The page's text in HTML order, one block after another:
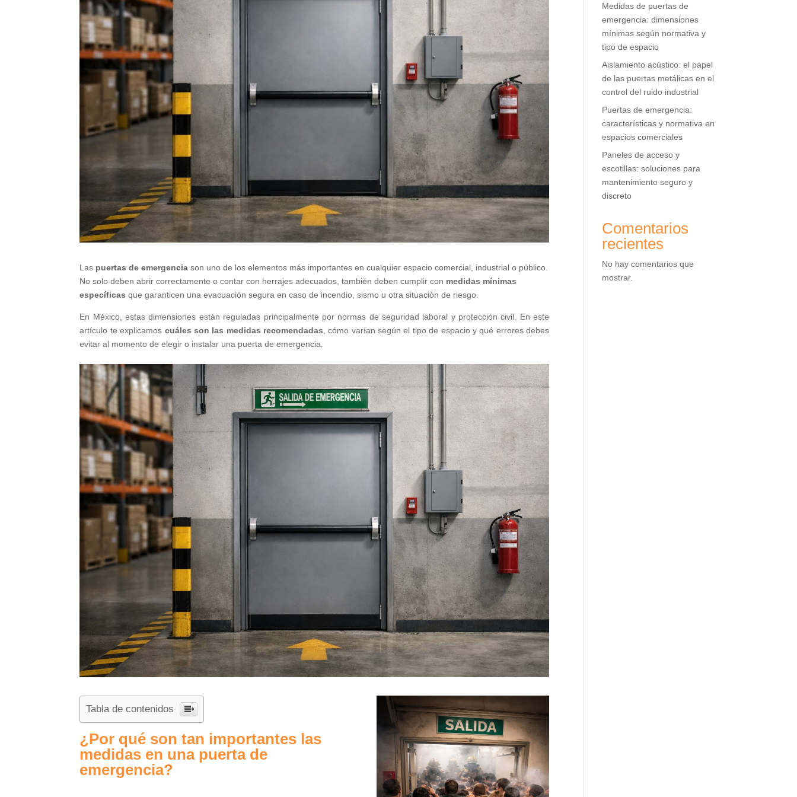
Las puertas de emergencia son uno de los elementos más importantes en cualquier espacio comercial, industrial o público.
No solo deben abrir correctamente o contar con herrajes adecuados, también deben cumplir con medidas mínimas
específicas que garanticen una evacuación segura en caso de incendio, sismo u otra situación de riesgo.
En México, estas dimensiones están reguladas principalmente por normas de seguridad laboral y protección civil. En este
artículo te explicamos cuáles son las medidas recomendadas, cómo varían según el tipo de espacio y qué errores debes
evitar al momento de elegir o instalar una puerta de emergencia.
Tabla de contenidos
¿Por qué son tan importantes las
medidas en una puerta de
emergencia?
Medidas de puertas de
emergencia: dimensiones
mínimas según normativa y
tipo de espacio
Aislamiento acústico: el papel
de las puertas metálicas en el
control del ruido industrial
Puertas de emergencia:
características y normativa en
espacios comerciales
Paneles de acceso y
escotillas: soluciones para
mantenimiento seguro y
discreto
Comentarios
recientes
No hay comentarios que
mostrar.